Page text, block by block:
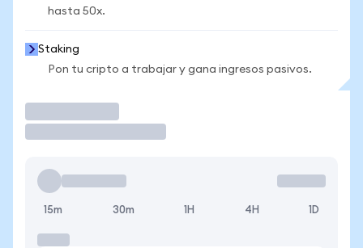
hasta 50x.
Staking
Pon tu cripto a trabajar y gana ingresos pasivos.
15m 30m 1H 4H 1D